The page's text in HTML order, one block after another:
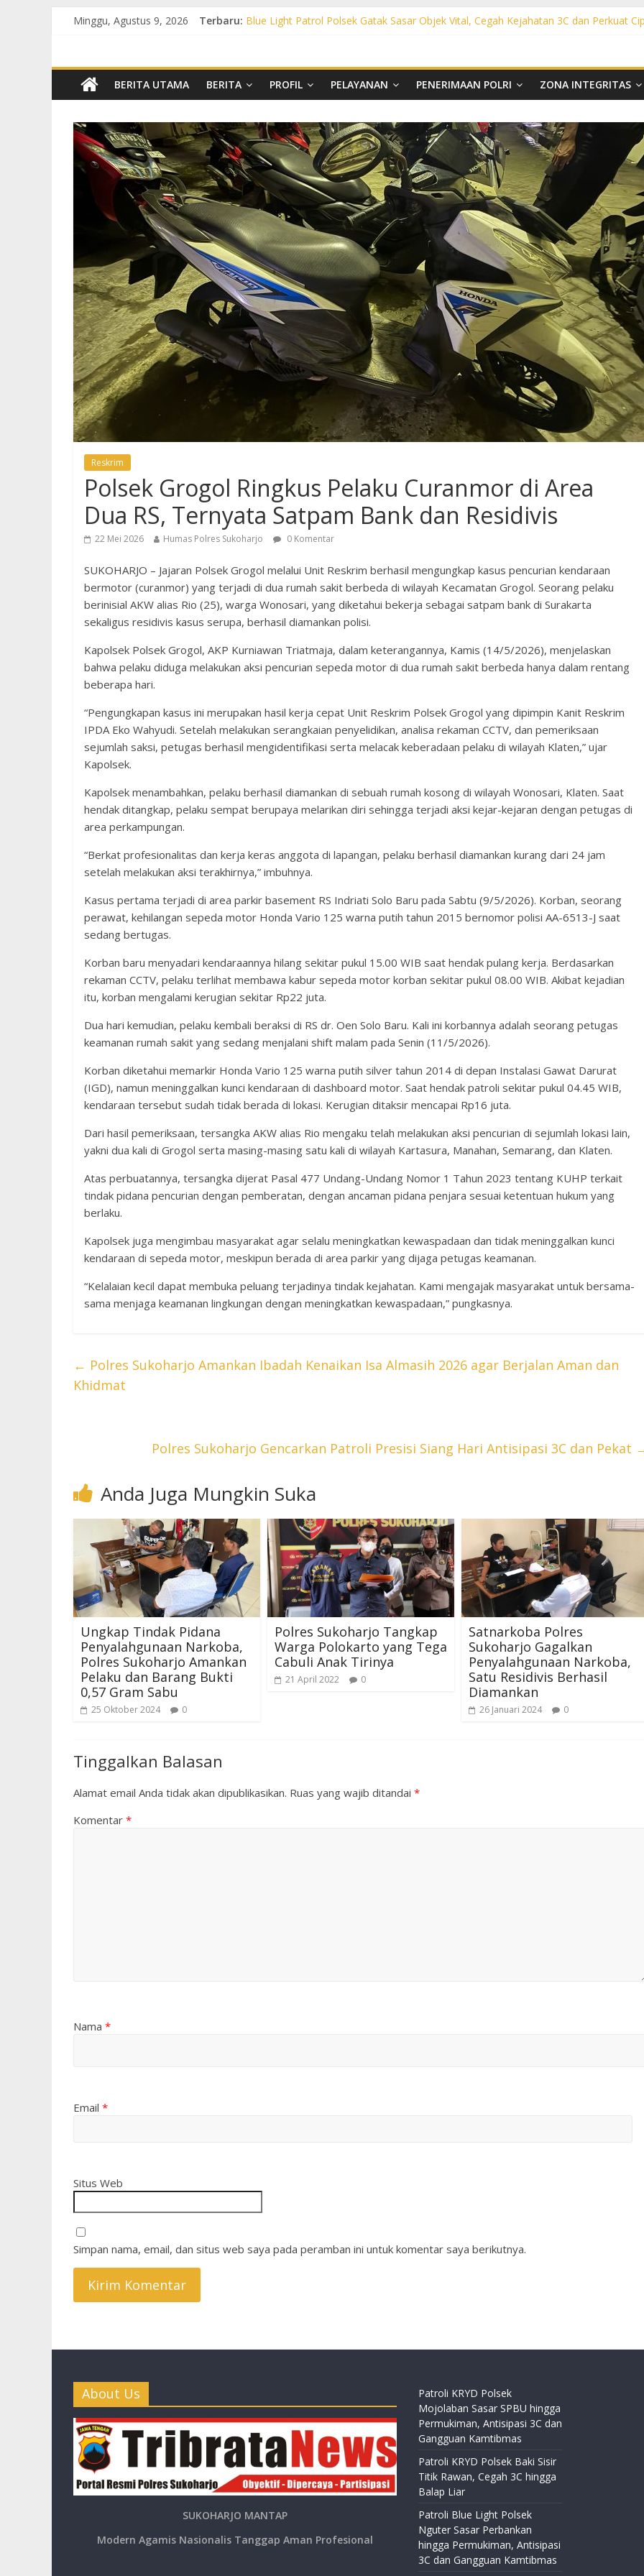
Minggu, Agustus 9, 2026 Terbaru: Blue Light Patrol Polsek Gatak Sasar Objek Vital, Cegah Kejahatan 3C dan Perkuat
Patroli Blue Light Polsek Nguter Sasar Perbankan hingga Permukiman, Antisipasi 3C
Blue Light Patrol Polsek Tawangsari Sisir Belasan Desa, Cegah Kejahatan 3C dan
BERITA UTAMA BERITA PROFIL PELAYANAN PENERIMAAN POLRI ZONA INTEGRITAS
Reskrim
Polsek Grogol Ringkus Pelaku Curanmor di Area
Dua RS, Ternyata Satpam Bank dan Residivis
22 Mei 2026 Humas Polres Sukoharjo 0 Komentar
SUKOHARJO – Jajaran Polsek Grogol melalui Unit Reskrim berhasil mengungkap kasus pencurian kendaraan
bermotor (curanmor) yang terjadi di dua rumah sakit berbeda di wilayah Kecamatan Grogol. Seorang pelaku
berinisial AKW alias Rio (25), warga Wonosari, yang diketahui bekerja sebagai satpam bank di Surakarta
sekaligus residivis kasus serupa, berhasil diamankan polisi.
Kapolsek Polsek Grogol, AKP Kurniawan Triatmaja, dalam keterangannya, Kamis (14/5/2026), menjelaskan
bahwa pelaku diduga melakukan aksi pencurian sepeda motor di dua rumah sakit berbeda hanya dalam rentang
beberapa hari.
“Pengungkapan kasus ini merupakan hasil kerja cepat Unit Reskrim Polsek Grogol yang dipimpin Kanit Reskrim
IPDA Eko Wahyudi. Setelah melakukan serangkaian penyelidikan, analisa rekaman CCTV, dan pemeriksaan
sejumlah saksi, petugas berhasil mengidentifikasi serta melacak keberadaan pelaku di wilayah Klaten,” ujar
Kapolsek.
Kapolsek menambahkan, pelaku berhasil diamankan di sebuah rumah kosong di wilayah Wonosari, Klaten. Saat
hendak ditangkap, pelaku sempat berupaya melarikan diri sehingga terjadi aksi kejar-kejaran dengan petugas di
area perkampungan.
“Berkat profesionalitas dan kerja keras anggota di lapangan, pelaku berhasil diamankan kurang dari 24 jam
setelah melakukan aksi terakhirnya,” imbuhnya.
Kasus pertama terjadi di area parkir basement RS Indriati Solo Baru pada Sabtu (9/5/2026). Korban, seorang
perawat, kehilangan sepeda motor Honda Vario 125 warna putih tahun 2015 bernomor polisi AA-6513-J saat
sedang bertugas.
Korban baru menyadari kendaraannya hilang sekitar pukul 15.00 WIB saat hendak pulang kerja. Berdasarkan
rekaman CCTV, pelaku terlihat membawa kabur sepeda motor korban sekitar pukul 08.00 WIB. Akibat kejadian
itu, korban mengalami kerugian sekitar Rp22 juta.
Dua hari kemudian, pelaku kembali beraksi di RS dr. Oen Solo Baru. Kali ini korbannya adalah seorang petugas
keamanan rumah sakit yang sedang menjalani shift malam pada Senin (11/5/2026).
Korban diketahui memarkir Honda Vario 125 warna putih silver tahun 2014 di depan Instalasi Gawat Darurat
(IGD), namun meninggalkan kunci kendaraan di dashboard motor. Saat hendak patroli sekitar pukul 04.45 WIB,
kendaraan tersebut sudah tidak berada di lokasi. Kerugian ditaksir mencapai Rp16 juta.
Dari hasil pemeriksaan, tersangka AKW alias Rio mengaku telah melakukan aksi pencurian di sejumlah lokasi lain,
yakni dua kali di Grogol serta masing-masing satu kali di wilayah Kartasura, Manahan, Semarang, dan Klaten.
Atas perbuatannya, tersangka dijerat Pasal 477 Undang-Undang Nomor 1 Tahun 2023 tentang KUHP terkait
tindak pidana pencurian dengan pemberatan, dengan ancaman pidana penjara sesuai ketentuan hukum yang
berlaku.
Kapolsek juga mengimbau masyarakat agar selalu meningkatkan kewaspadaan dan tidak meninggalkan kunci
kendaraan di sepeda motor, meskipun berada di area parkir yang dijaga petugas keamanan.
“Kelalaian kecil dapat membuka peluang terjadinya tindak kejahatan. Kami mengajak masyarakat untuk bersama-
sama menjaga keamanan lingkungan dengan meningkatkan kewaspadaan,” pungkasnya.
← Polres Sukoharjo Amankan Ibadah Kenaikan Isa Almasih 2026 agar Berjalan Aman dan
Khidmat
Polres Sukoharjo Gencarkan Patroli Presisi Siang Hari Antisipasi 3C dan Pekat
Anda Juga Mungkin Suka
Ungkap Tindak Pidana
Penyalahgunaan Narkoba,
Polres Sukoharjo Amankan
Pelaku dan Barang Bukti
0,57 Gram Sabu
25 Oktober 2024 0
Polres Sukoharjo Tangkap
Warga Polokarto yang Tega
Cabuli Anak Tirinya
21 April 2022 0
Satnarkoba Polres
Sukoharjo Gagalkan
Penyalahgunaan Narkoba,
Satu Residivis Berhasil
Diamankan
26 Januari 2024 0
Tinggalkan Balasan
Alamat email Anda tidak akan dipublikasikan. Ruas yang wajib ditandai *
Komentar *
Nama *
Email *
Situs Web
Simpan nama, email, dan situs web saya pada peramban ini untuk komentar saya berikutnya.
About Us
SUKOHARJO MANTAP
Modern Agamis Nasionalis Tanggap Aman Profesional
Patroli KRYD Polsek
Mojolaban Sasar SPBU hingga
Permukiman, Antisipasi 3C dan
Gangguan Kamtibmas
Patroli KRYD Polsek Baki Sisir
Titik Rawan, Cegah 3C hingga
Balap Liar
Patroli Blue Light Polsek
Nguter Sasar Perbankan
hingga Permukiman, Antisipasi
3C dan Gangguan Kamtibmas